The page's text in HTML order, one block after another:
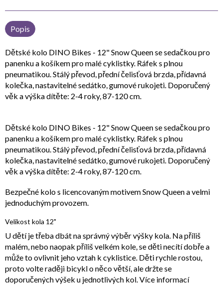
Popis
Dětské kolo DINO Bikes - 12" Snow Queen se sedačkou pro
panenku a košíkem pro malé cyklistky. Ráfek s plnou
pneumatikou. Stálý převod, přední čelisťová brzda, přídavná
kolečka, nastavitelné sedátko, gumové rukojeti. Doporučený
věk a výška dítěte: 2-4 roky, 87-120 cm.
Dětské kolo DINO Bikes - 12" Snow Queen se sedačkou pro
panenku a košíkem pro malé cyklistky. Ráfek s plnou
pneumatikou. Stálý převod, přední čelisťová brzda, přídavná
kolečka, nastavitelné sedátko, gumové rukojeti. Doporučený
věk a výška dítěte: 2-4 roky, 87-120 cm.
Bezpečné kolo s licencovaným motivem Snow Queen a velmi
jednoduchým provozem.
Velikost kola 12"
U dětí je třeba dbát na správný výběr výšky kola. Na příliš
malém, nebo naopak příliš velkém kole, se děti necítí dobře a
může to ovlivnit jeho vztah k cyklistice. Děti rychle rostou,
proto volte raději bicykl o něco větší, ale držte se
doporučených výšek u jednotlivých kol. Více informací